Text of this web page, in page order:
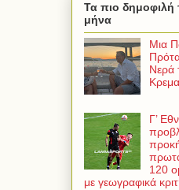
Τα πιο δημοφιλή
μήνα
Μια
Νερά
Γ’
120
με γεωγραφικά